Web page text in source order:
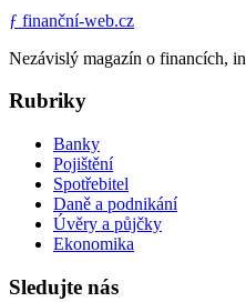
ƒ finanční-web.cz
Nezávislý magazín o financích,
Rubriky
Banky
Pojištění
Spotřebitel
Daně a podnikání
Úvěry a půjčky
Ekonomika
Sledujte nás